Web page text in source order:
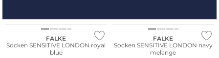
FALKE
Socken SENSITIVE LONDON royal
blue
FALKE
Socken SENSITIVE LONDON navy
melange